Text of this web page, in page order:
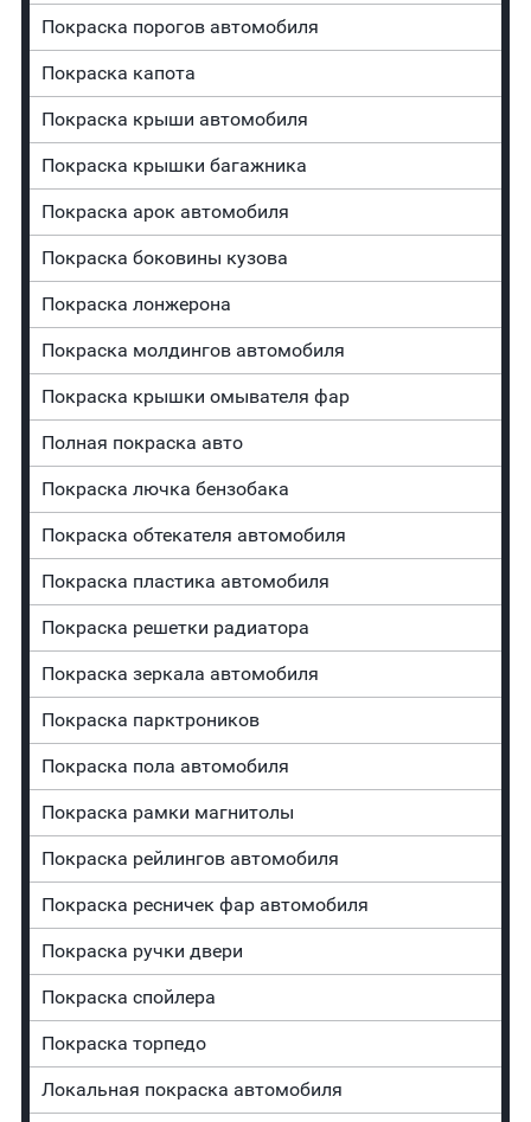
Покраска порогов автомобиля
Покраска капота
Покраска крыши автомобиля
Покраска крышки багажника
Покраска арок автомобиля
Покраска боковины кузова
Покраска лонжерона
Покраска молдингов автомобиля
Покраска крышки омывателя фар
Полная покраска авто
Покраска лючка бензобака
Покраска обтекателя автомобиля
Покраска пластика автомобиля
Покраска решетки радиатора
Покраска зеркала автомобиля
Покраска парктроников
Покраска пола автомобиля
Покраска рамки магнитолы
Покраска рейлингов автомобиля
Покраска ресничек фар автомобиля
Покраска ручки двери
Покраска спойлера
Покраска торпедо
Локальная покраска автомобиля